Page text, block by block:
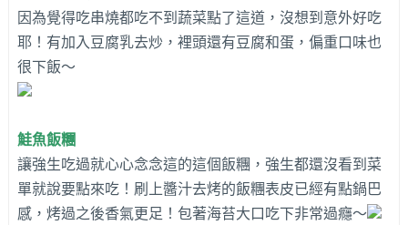
因為覺得吃串燒都吃不到蔬菜點了這道，沒想到意外好吃
耶！有加入豆腐乳去炒，裡頭還有豆腐和蛋，偏重口味也
很下飯～
鮭魚飯糰
讓強生吃過就心心念念這的這個飯糰，強生都還沒看到菜
單就說要點來吃！刷上醬汁去烤的飯糰表皮已經有點鍋巴
感，烤過之後香氣更足！包著海苔大口吃下非常過癮～